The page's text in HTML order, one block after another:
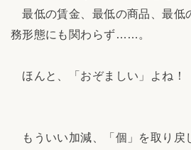
最低の賃金、最低の商品、最低
務形態にも関わらず……。
ほんと、「おぞましい」よね！
もういい加減、「個」を取り戻